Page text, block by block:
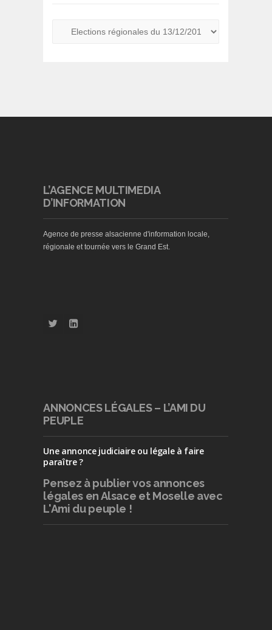
L’AGENCE MULTIMEDIA
D’INFORMATION
Agence de presse alsacienne d'information locale,
régionale et tournée vers le Grand Est.
ANNONCES LÉGALES – L’AMI DU
PEUPLE
Une annonce judiciaire ou légale à faire
paraître ?
Pensez à publiervos annonces
légales en Alsace et Moselle avec
L'Ami du peuple !